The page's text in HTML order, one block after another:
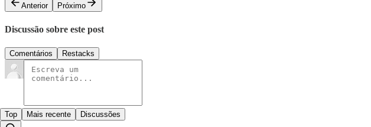
Anterior
Próximo
Discussão sobre este post
Comentários Restacks
Top Mais recente Discussões